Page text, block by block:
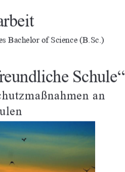
Bachelor of Science (B.Sc.)
Schule“
an